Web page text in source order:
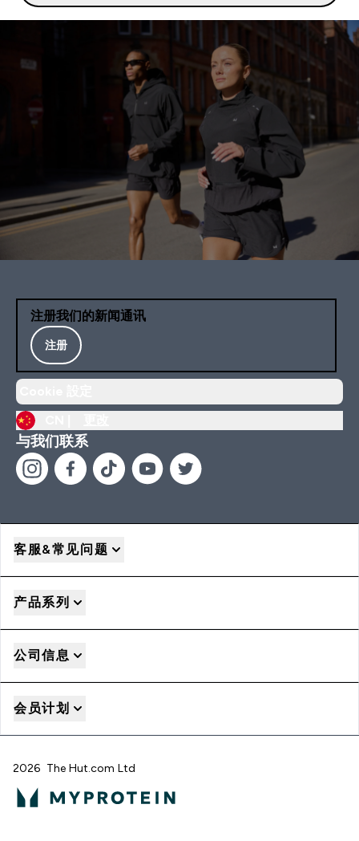
注册我们的新闻通讯
注册
与我们联系
客服&常见问题
产品系列
公司信息
会员计划
2026 The Hut.com Ltd